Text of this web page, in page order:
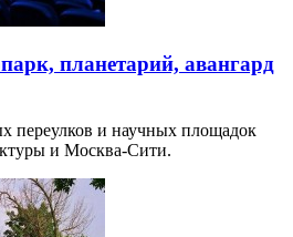
планетарий, авангард
переулков и научных площадок
и Москва-Сити.